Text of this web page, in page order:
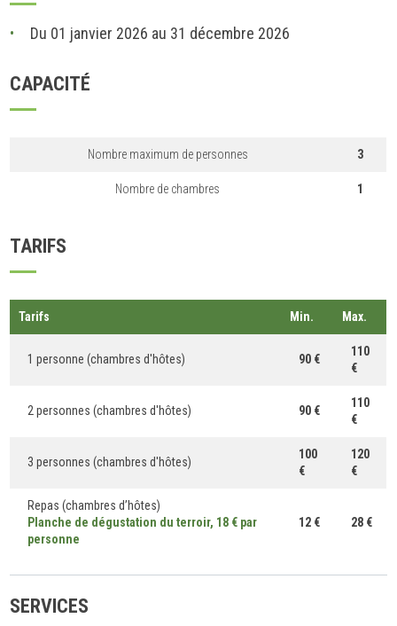
Du 01 janvier 2026 au 31 décembre 2026
CAPACITÉ
Nombre maximum de personnes 3
Nombre de chambres 1
TARIFS
Tarifs Min. Max.
1 personne (chambres d'hôtes) 90 €
110
€
2 personnes (chambres d'hôtes) 90 €
110
€
3 personnes (chambres d'hôtes)
100
€
120
€
Repas (chambres d’hôtes)
Planche de dégustation du terroir, 18 € par
personne
12 € 28 €
SERVICES